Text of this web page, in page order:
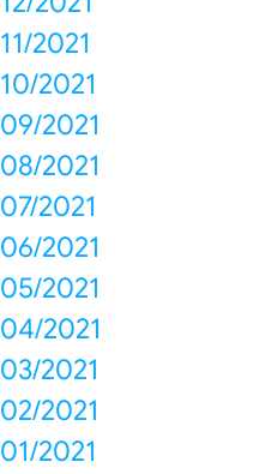
11/2021
10/2021
09/2021
08/2021
07/2021
06/2021
05/2021
04/2021
03/2021
02/2021
01/2021